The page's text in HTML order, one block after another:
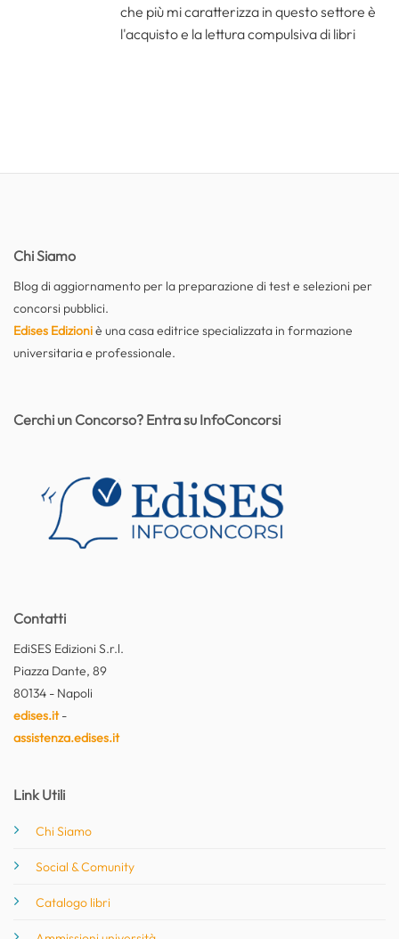
che più mi caratterizza in questo settore è
l'acquisto e la lettura compulsiva di libri
Chi Siamo
Blog di aggiornamento per la preparazione di test e selezioni per
concorsi pubblici.
Edises Edizioniè una casa editrice specializzata in formazione
universitaria e professionale.
Contatti
EdiSES Edizioni S.r.l.
Piazza Dante, 89
80134 - Napoli
edises.it-
assistenza.edises.it
Link Utili
Chi Siamo
Social & Comunity
Catalogo libri
Cerchi un Concorso? Entra su InfoConcorsi